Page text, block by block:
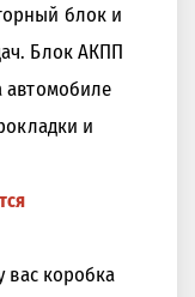
блок и
Блок АКПП
автомобиле
и
вас коробка